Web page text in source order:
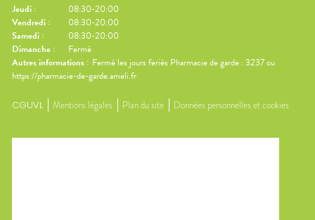
Jeudi :
08:30-20:00
Vendredi :
08:30-20:00
Samedi :
08:30-20:00
Dimanche :
Fermé
Autres informations : Fermé les jours feriés Pharmacie de garde : 3237 ou
https://pharmacie-de-garde.ameli.fr
CGUVL Mentions légales Plan du site Données personnelles et cookies